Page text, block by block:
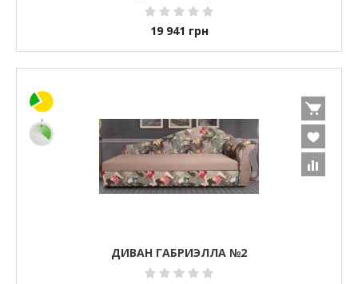
19 941 грн
ДИВАН ГАБРИЭЛЛА №2